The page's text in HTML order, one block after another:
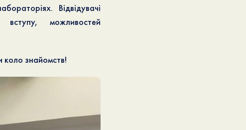
Відвідувачі
можливостей
коло знайомств!